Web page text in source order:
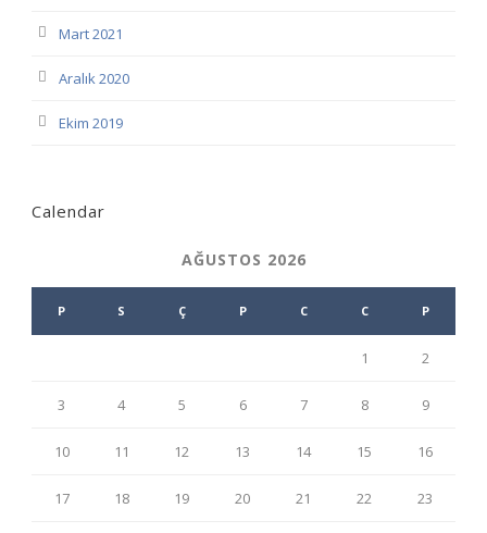
Mart 2021
Aralık 2020
Ekim 2019
Calendar
AĞUSTOS 2026
P S Ç P C C P
1 2
3 4 5 6 7 8 9
10 11 12 13 14 15 16
17 18 19 20 21 22 23